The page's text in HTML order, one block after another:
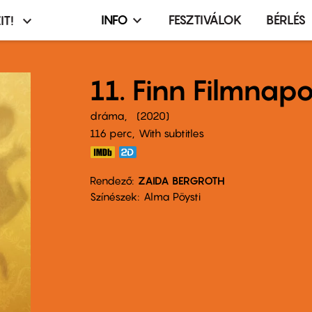
Infó,
terembérlés
menü
INFO FESZTIVÁLOK BÉRLÉS
11. Finn
dráma
2020
116 perc,
With subtitles
Rendező ZAIDA BERGROTH
Színészek
Alma Pöysti